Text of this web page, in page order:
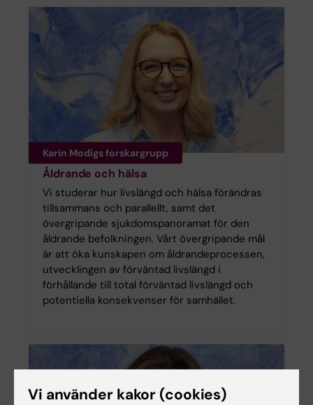
Karin Modigs forskargrupp
Åldrande och hälsa
Vi studerar hur livslängd och hälsa förändras
tillsammans och parallellt, samt det
övergripande sjukdomspanoramat för den
åldrande befolkningen. Vårt övergripande mål
är att öka kunskapen om åldrandeprocessen,
utvecklingen av förväntad livslängd i
förhållande till total förväntad livslängd och
potentiella konsekvenser för samhället.
Vi använder kakor (cookies)